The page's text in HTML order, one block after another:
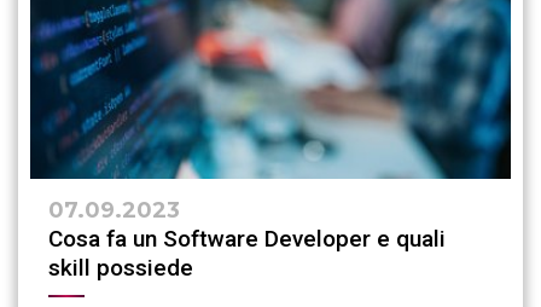
07.09.2023
Cosa fa un Software Developer e quali
skill possiede